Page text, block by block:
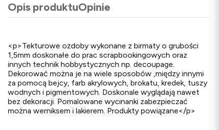
Opis produktuOpinie
<p>Tekturowe ozdoby wykonane z birmaty o grubości
1,5mm doskonałe do prac scrapbookingowych oraz
innych technik hobbystycznych np. decoupage.
Dekorować można je na wiele sposobów ,między innymi
za pomocą bejcy, farb akrylowych, brokatu, kredek, tuszy
wodnych i pigmentowych. Doskonale wyglądają nawet
bez dekoracji. Pomalowane wycinanki zabezpieczać
można werniksem i lakierem. Produkty powiązane</p>